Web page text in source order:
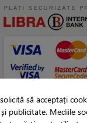
să acceptați
publicitate. Mediile